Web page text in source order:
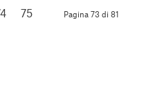
Pagina 73 di 81
75